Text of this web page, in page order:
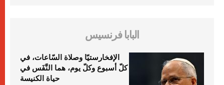
البابا فرنسيس
الإفخارستيّا وصلاة السّاعات، في
كلّ أسبوع وكلّ يوم، هما النَّفَس في
حياة الكنيسة